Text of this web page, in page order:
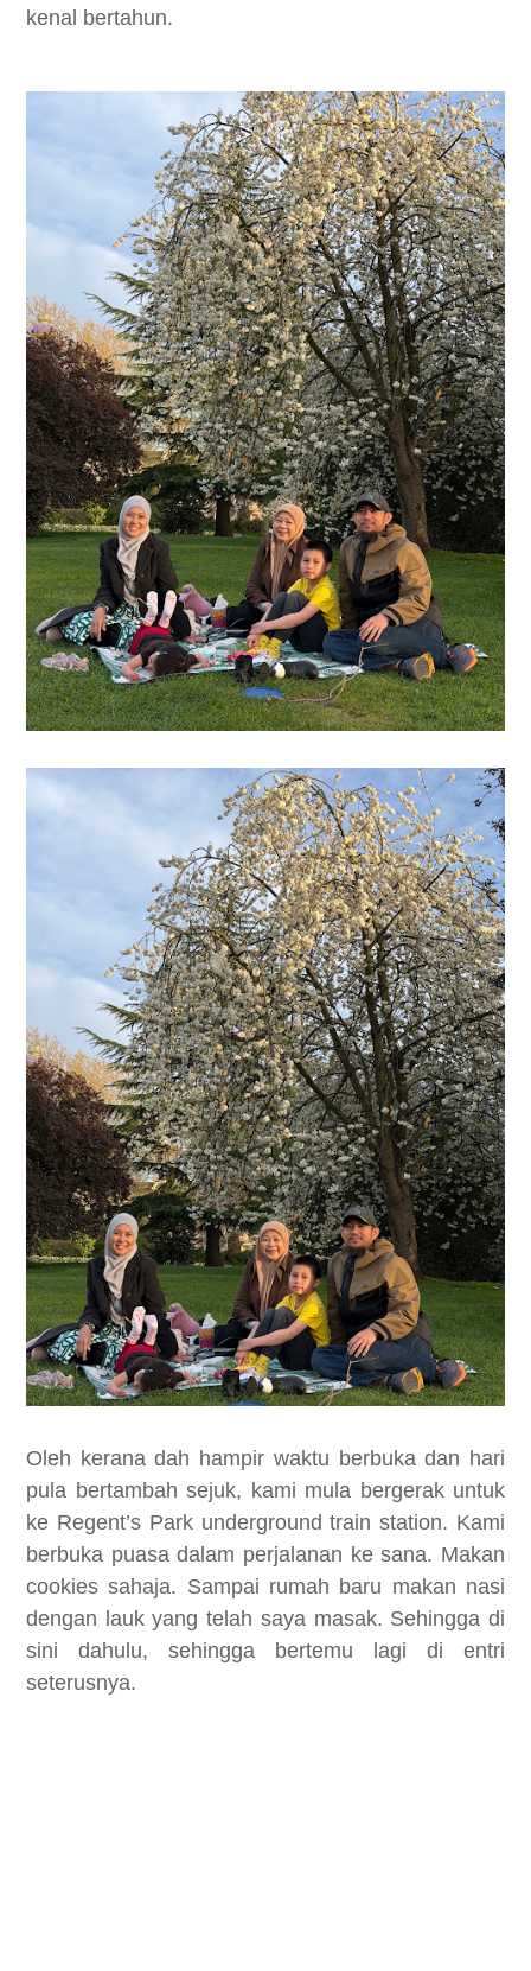
kenal bertahun.
Oleh kerana dah hampir waktu berbuka dan hari
pula bertambah sejuk, kami mula bergerak untuk
ke Regent’s Park underground train station. Kami
berbuka puasa dalam perjalanan ke sana. Makan
cookies sahaja. Sampai rumah baru makan nasi
dengan lauk yang telah saya masak. Sehingga di
sini dahulu, sehingga bertemu lagi di entri
seterusnya.